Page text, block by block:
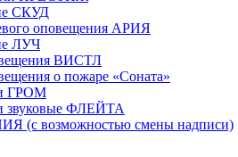
СКУД
оповещения АРИЯ
ЛУЧ
ВИСТЛ
о пожаре «Соната»
ГРОМ
звуковые ФЛЕЙТА
(с возможностью смены надписи)